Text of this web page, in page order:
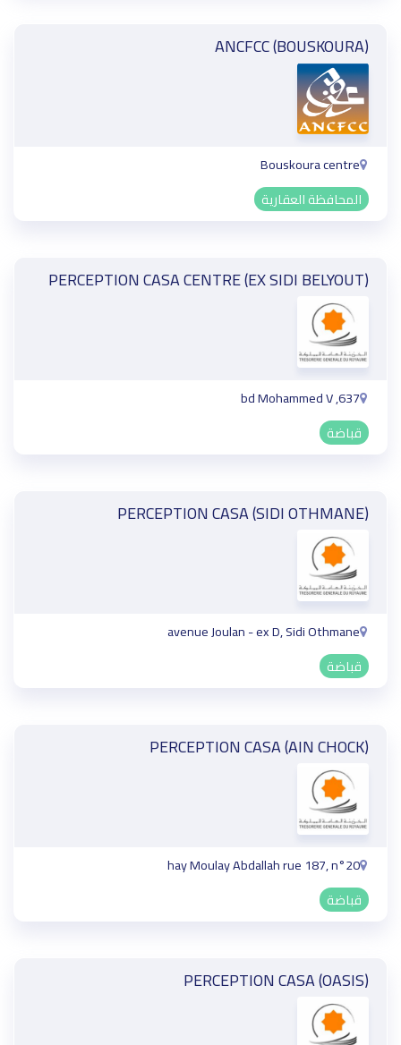
ANCFCC (BOUSKOURA)
Bouskoura centre
المحافظة العقارية
PERCEPTION CASA CENTRE (EX SIDI BELYOUT)
637, bd Mohammed V
قباضة
PERCEPTION CASA (SIDI OTHMANE)
avenue Joulan - ex D, Sidi Othmane
قباضة
PERCEPTION CASA (AIN CHOCK)
hay Moulay Abdallah rue 187, n°20
قباضة
PERCEPTION CASA (OASIS)